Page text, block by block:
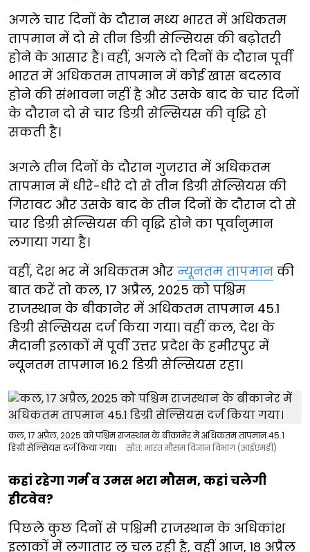
अगले चार दिनों के दौरान मध्य भारत में अधिकतम
तापमान में दो से तीन डिग्री सेल्सियस की बढ़ोतरी
होने के आसार हैं। वहीं, अगले दो दिनों के दौरान पूर्वी
भारत में अधिकतम तापमान में कोई खास बदलाव
होने की संभावना नहीं है और उसके बाद के चार दिनों
के दौरान दो से चार डिग्री सेल्सियस की वृद्धि हो
सकती है।
अगले तीन दिनों के दौरान गुजरात में अधिकतम
तापमान में धीरे-धीरे दो से तीन डिग्री सेल्सियस की
गिरावट और उसके बाद के तीन दिनों के दौरान दो से
चार डिग्री सेल्सियस की वृद्धि होने का पूर्वानुमान
लगाया गया है।
वहीं, देश भर में अधिकतम और न्यूनतम तापमान की
बात करें तो कल, 17 अप्रैल, 2025 को पश्चिम
राजस्थान के बीकानेर में अधिकतम तापमान 45.1
डिग्री सेल्सियस दर्ज किया गया। वहीं कल, देश के
मैदानी इलाकों में पूर्वी उत्तर प्रदेश के हमीरपुर में
न्यूनतम तापमान 16.2 डिग्री सेल्सियस रहा।
कल, 17 अप्रैल, 2025 को पश्चिम राजस्थान के बीकानेर में अधिकतम तापमान 45.1
डिग्री सेल्सियस दर्ज किया गया।
स्रोत: भारत मौसम विज्ञान विभाग (आईएमडी)
कहां रहेगा गर्म व उमस भरा मौसम, कहां चलेगी
हीटवेव?
पिछले कुछ दिनों से पश्चिमी राजस्थान के अधिकांश
इलाकों में लगातार लू चल रही है, वहीं आज, 18 अप्रैल